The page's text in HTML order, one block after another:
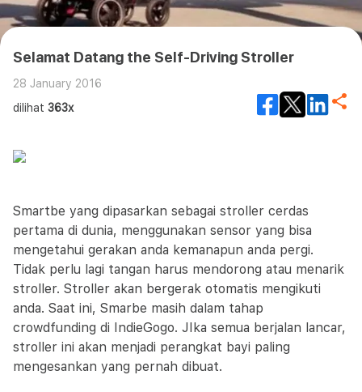
Selamat Datang the Self-Driving Stroller
28 January 2016
dilihat 363x
Smartbe yang dipasarkan sebagai stroller cerdas
pertama di dunia, menggunakan sensor yang bisa
mengetahui gerakan anda kemanapun anda pergi.
Tidak perlu lagi tangan harus mendorong atau menarik
stroller. Stroller akan bergerak otomatis mengikuti
anda. Saat ini, Smarbe masih dalam tahap
crowdfunding di IndieGogo. JIka semua berjalan lancar,
stroller ini akan menjadi perangkat bayi paling
mengesankan yang pernah dibuat.